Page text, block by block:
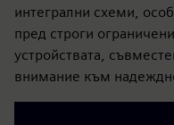
интегрални схеми,
пред строги
устройствата,
внимание към